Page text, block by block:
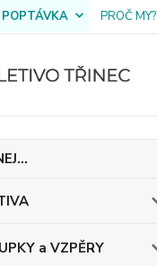
PROČ MY?
a VZPĚRY